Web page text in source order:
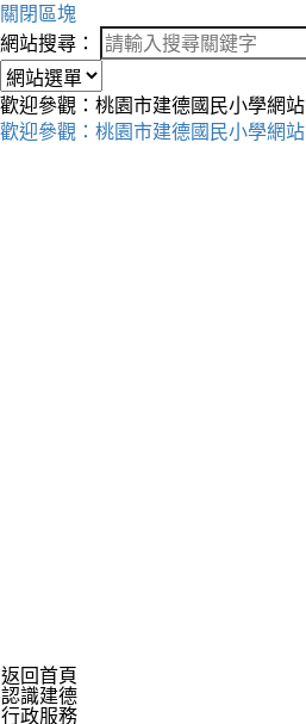
關閉區塊
網站搜尋：
歡迎參觀：桃園市建德國民小學網站
歡迎參觀：桃園市建德國民小學網站
返回首頁
認識建德
行政服務